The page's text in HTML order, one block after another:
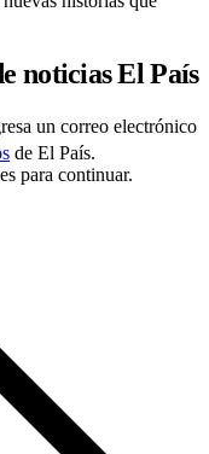
noticias El País
un correo electrónico
de El País.
para continuar.